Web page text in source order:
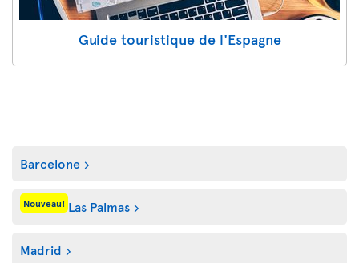
Guide touristique de l'Espagne
Barcelone
Nouveau! Las Palmas
Madrid